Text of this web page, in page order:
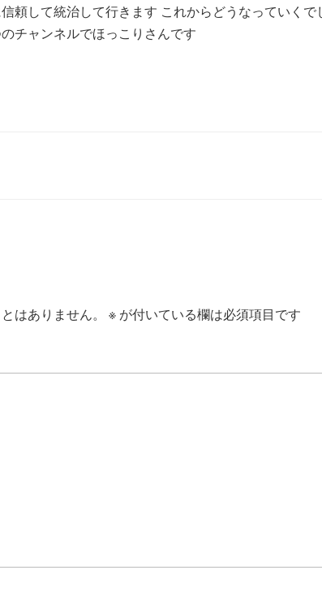
頼して統治して行きます これからどうなっていく
チャンネルでほっこりさんです
はありません。 ※ が付いている欄は必須項目です